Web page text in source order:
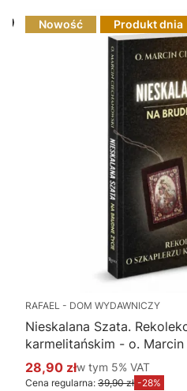
Nowość Produkt dnia
RAFAEL - DOM WYDAWNICZY
Nieskalana Szata.
karmelitańskim - o.
Cena promocyjna brutto
28,90 złw tym %s VAT
w tym 5% VAT
Cena regularna: 39,90 zł -28%